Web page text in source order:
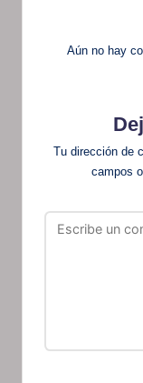
Aún no hay
Tu dirección de
campos